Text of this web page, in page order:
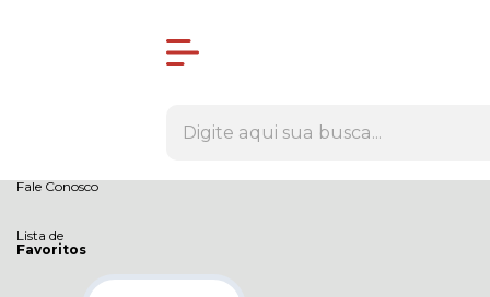
Fale Conosco
Lista de
Favoritos